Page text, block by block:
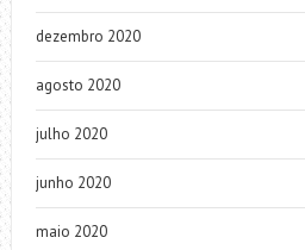
dezembro 2020
agosto 2020
julho 2020
junho 2020
maio 2020